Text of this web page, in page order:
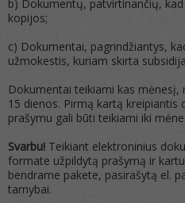
b) Dokumentų, patvirtinančių,
kopijos;
c) Dokumentai, pagrindžiantys,
užmokestis, kuriam skirta
Dokumentai teikiami kas mėnesį,
15 dienos. Pirmą kartą kreipiantis
prašymu gali būti teikiami iki
Svarbu! Teikiant elektroninius
formate užpildytą prašymą ir
bendrame pakete, pasirašytą el.
tarnybai.